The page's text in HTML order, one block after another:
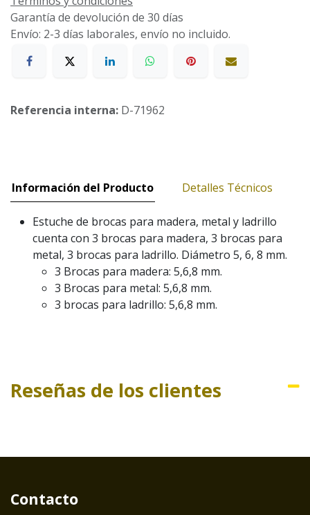
Garantía de devolución de 30 días
Envío: 2-3 días laborales, envío no incluido.
Referencia interna: D-71962
Información del Producto Detalles Técnicos
Estuche de brocas para madera, metal y ladrillo
cuenta con 3 brocas para madera, 3 brocas para
metal, 3 brocas para ladrillo. Diámetro 5, 6, 8 mm.
3 Brocas para madera: 5,6,8 mm.
3 Brocas para metal: 5,6,8 mm.
3 brocas para ladrillo: 5,6,8 mm.
Reseñas de los clientes
Contacto